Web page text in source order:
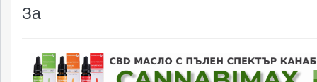
За